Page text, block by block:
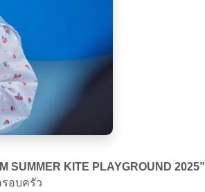
SUMMER KITE PLAYGROUND 2025”
อบครัว